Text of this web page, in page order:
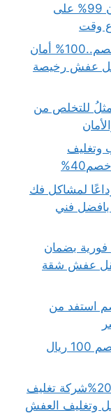
دينا نقل عفش شرق الرياض مع ضمان 99% على
وقت
دينا نقل عفش داخل الرياض بـ20%خصم..100% أمان
عفش رخيصة
للتخلص من
وتغليف
لمشاكل فك
اتصل بافضل فني
بضمان
خصم لنقل عفش شقة
بـ20%خصم استفد من
لوري جامبو نقل عفش بالرياض مع خصم 100 ريال
نقل عفشك مع التغليف بالرياض ووفر20%شركة تغليف